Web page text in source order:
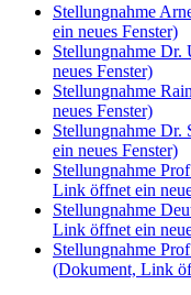
Stellungnahme
ein neues Fenster)
Stellungnahme Dr.
neues Fenster)
Stellungnahme
neues Fenster)
Stellungnahme Dr.
ein neues Fenster)
Stellungnahme
Link öffnet ein
Stellungnahme
Link öffnet ein
Stellungnahme
(Dokument, Link